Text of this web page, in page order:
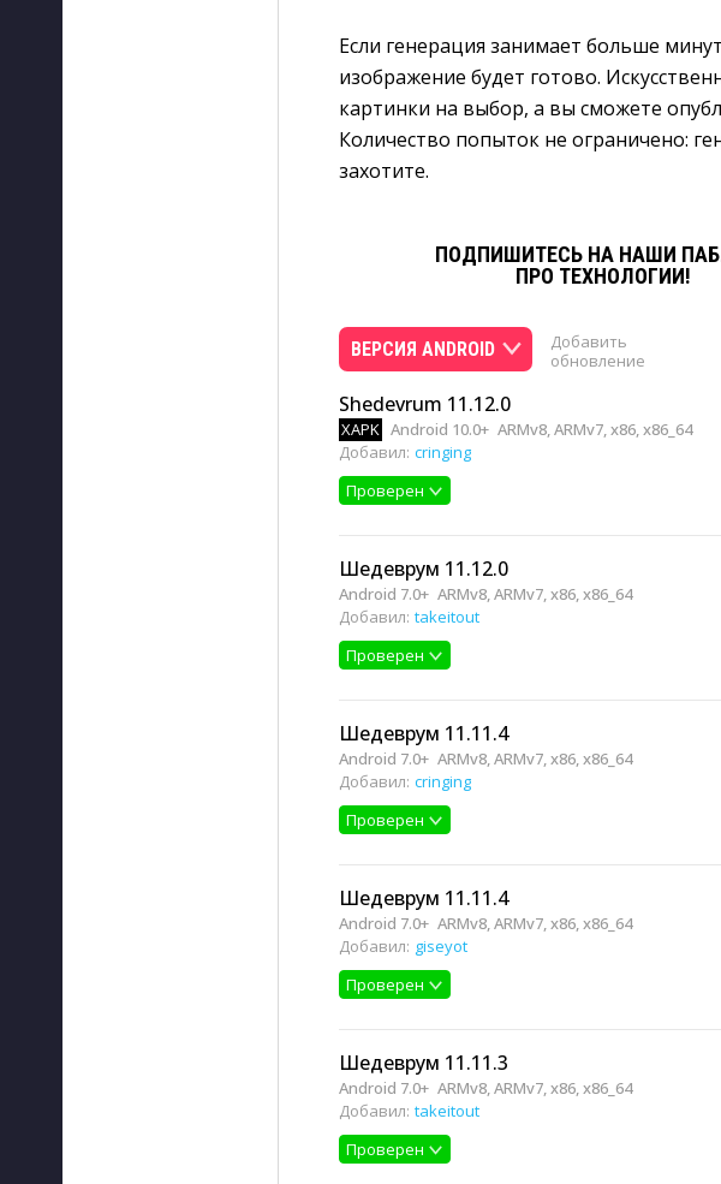
Если генерация занимает больше
изображение будет готово.
картинки на выбор, а вы сможете
Количество попыток не ограничено:
захотите.
ПОДПИШИТЕСЬ НА НАШИ
ПРО ТЕХНОЛОГИИ!
ВЕРСИЯ ANDROID
Добавить
обновление
Shedevrum 11.12.0
XAPK Android 10.0+ ARMv8, ARMv7, x86, x86_64
Добавил: cringing
Проверен
Шедеврум 11.12.0
Android 7.0+ ARMv8, ARMv7, x86, x86_64
Добавил: takeitout
Проверен
Шедеврум 11.11.4
Android 7.0+ ARMv8, ARMv7, x86, x86_64
Добавил: cringing
Проверен
Шедеврум 11.11.4
Android 7.0+ ARMv8, ARMv7, x86, x86_64
Добавил: giseyot
Проверен
Шедеврум 11.11.3
Android 7.0+ ARMv8, ARMv7, x86, x86_64
Добавил: takeitout
Проверен